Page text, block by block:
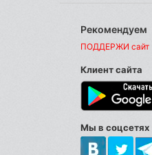
Рекомендуем
ПОДДЕРЖИ сайт
Клиент сайта
Мы в соцсетях